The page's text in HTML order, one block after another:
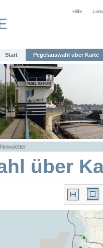
Hilfe
Start Pegelauswahl über Karte
Newsletter
über